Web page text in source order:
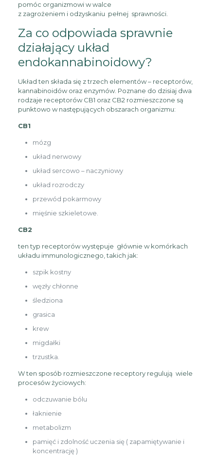
pomóc organizmowi w walce
z zagrożeniem i odzyskaniu pełnej sprawności.
Za co odpowiada sprawnie
działający układ
endokannabinoidowy?
Układ ten składa się z trzech elementów – receptorów,
kannabinoidów oraz enzymów. Poznane do dzisiaj dwa
rodzaje receptorów CB1 oraz CB2 rozmieszczone są
punktowo w następujących obszarach organizmu:
CB1
mózg
układ nerwowy
układ sercowo – naczyniowy
układ rozrodczy
przewód pokarmowy
mięśnie szkieletowe.
CB2
ten typ receptorów występuje głównie w komórkach
układu immunologicznego, takich jak:
szpik kostny
węzły chłonne
śledziona
grasica
krew
migdałki
trzustka.
W ten sposób rozmieszczone receptory regulują wiele
procesów życiowych:
odczuwanie bólu
łaknienie
metabolizm
pamięć i zdolność uczenia się ( zapamiętywanie i
koncentrację )